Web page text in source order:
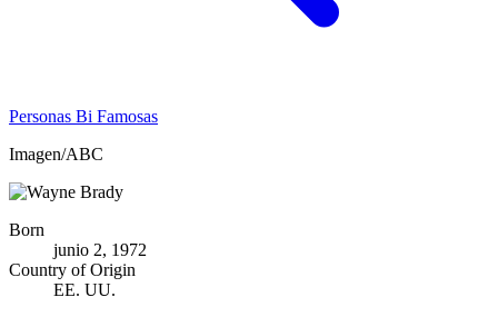
Personas Bi Famosas
Imagen/ABC
Born
junio 2, 1972
Country of Origin
EE. UU.